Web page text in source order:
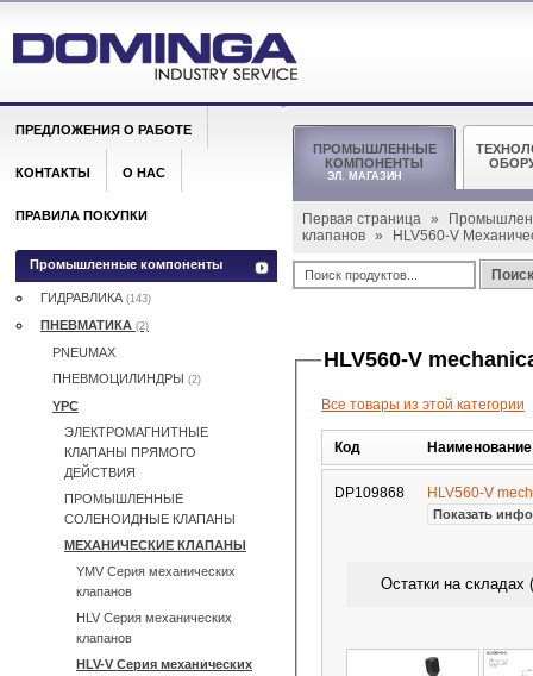
ПРОМЫШЛЕННЫЕ
КОМПОНЕНТЫ
ЭЛ. МАГАЗИН
Первая страница »
клапанов » HLV560-V
Поиск
HLV560-V
Все товары из этой категории
Код
DP109868 HLV560-V
Показать
Остатки на складах
ПРЕДЛОЖЕНИЯ О РАБОТЕ
КОНТАКТЫ О НАС
ПРАВИЛА ПОКУПКИ
Промышленные компоненты
ГИДРАВЛИКА (143)
ПНЕВМАТИКА (2)
PNEUMAX
ПНЕВМОЦИЛИНДРЫ (2)
YPC
ЭЛЕКТРОМАГНИТНЫЕ
КЛАПАНЫ ПРЯМОГО
ДЕЙСТВИЯ
ПРОМЫШЛЕННЫЕ
СОЛЕНОИДНЫЕ КЛАПАНЫ
МЕХАНИЧЕСКИЕ КЛАПАНЫ
YMV Серия механических
клапанов
HLV Серия механических
клапанов
HLV-V Серия механических